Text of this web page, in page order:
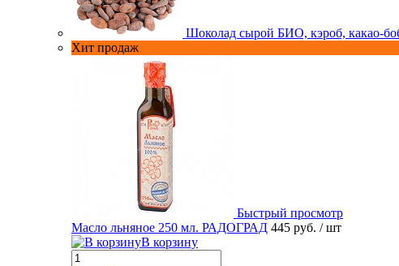
Шоколад сырой БИО, кэроб, какао-
Хит продаж
Быстрый просмотр
Масло льняное 250 мл. РАДОГРАД 445 руб. / шт
В корзину